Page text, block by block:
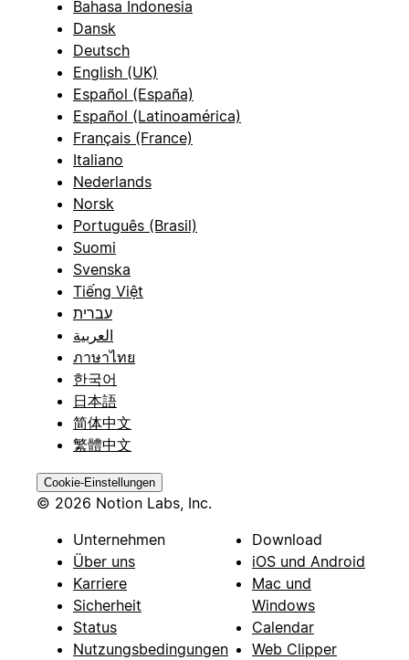
Bahasa Indonesia
Dansk
Deutsch
English (UK)
Español (España)
Español (Latinoamérica)
Français (France)
Italiano
Nederlands
Norsk
Português (Brasil)
Suomi
Svenska
Tiếng Việt
עברית
العربية
ภาษาไทย
한국어
日本語
简体中文
繁體中文
Cookie-Einstellungen
© 2026 Notion Labs, Inc.
Unternehmen
Über uns
Karriere
Sicherheit
Status
Nutzungsbedingungen
Download
iOS und Android
Mac und
Windows
Calendar
Web Clipper